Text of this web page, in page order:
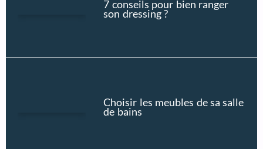
7 conseils pour bien ranger
son dressing ?
Choisir les meubles de sa salle
de bains